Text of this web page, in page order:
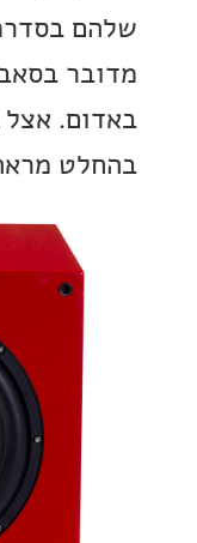
אצל חברה
מראה דיי